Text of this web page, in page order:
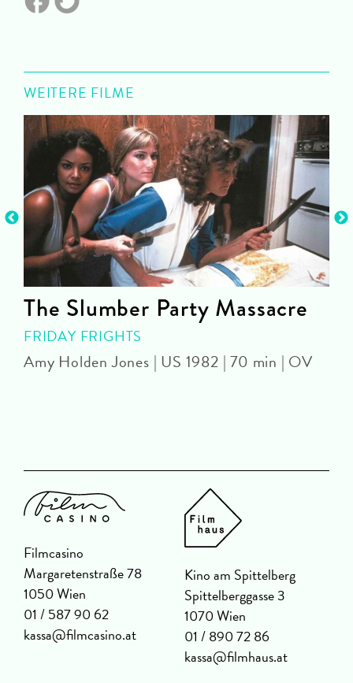
WEITERE FILME
The Slumber Party Massacre
FRIDAY FRIGHTS
Amy Holden Jones | US 1982 | 70 min | OV
Filmcasino
Margaretenstraße 78
1050 Wien
01 / 587 90 62
kassa@filmcasino.at
Kino am Spittelberg
Spittelberggasse 3
1070 Wien
01 / 890 72 86
kassa@filmhaus.at